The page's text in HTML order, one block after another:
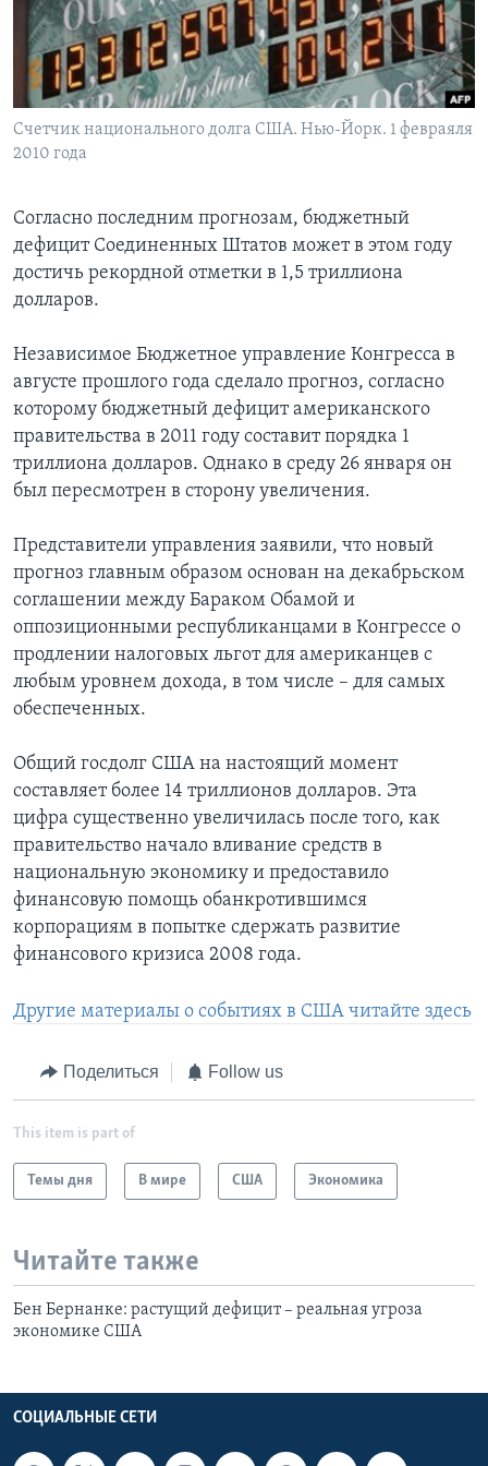
Learning English
СОЦИАЛЬНЫЕ СЕТИ
Счетчик национального долга США. Нью-Йорк. 1 февраяля
2010 года
Согласно последним прогнозам, бюджетный
дефицит Соединенных Штатов может в этом году
достичь рекордной отметки в 1,5 триллиона
долларов.
Независимое Бюджетное управление Конгресса в
августе прошлого года сделало прогноз, согласно
которому бюджетный дефицит американского
правительства в 2011 году составит порядка 1
триллиона долларов. Однако в среду 26 января он
был пересмотрен в сторону увеличения.
Представители управления заявили, что новый
прогноз главным образом основан на декабрьском
соглашении между Бараком Обамой и
оппозиционными республиканцами в Конгрессе о
продлении налоговых льгот для американцев с
любым уровнем дохода, в том числе – для самых
обеспеченных.
Общий госдолг США на настоящий момент
составляет более 14 триллионов долларов. Эта
цифра существенно увеличилась после того, как
правительство начало вливание средств в
национальную экономику и предоставило
финансовую помощь обанкротившимся
корпорациям в попытке сдержать развитие
финансового кризиса 2008 года.
Другие материалы о событиях в США читайте здесь
Поделиться Follow us
This item is part of
Темы дня В мире США Экономика
Читайте также
Бен Бернанке: растущий дефицит – реальная угроза
экономике США
СОЦИАЛЬНЫЕ СЕТИ